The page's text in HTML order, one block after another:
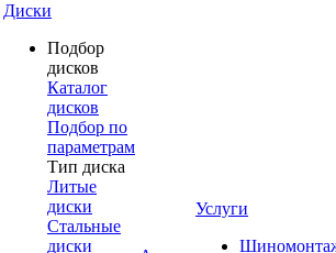
Диски
Подбор
дисков
Каталог
дисков
Подбор по
параметрам
Тип диска
Литые
диски
Стальные
диски
Услуги